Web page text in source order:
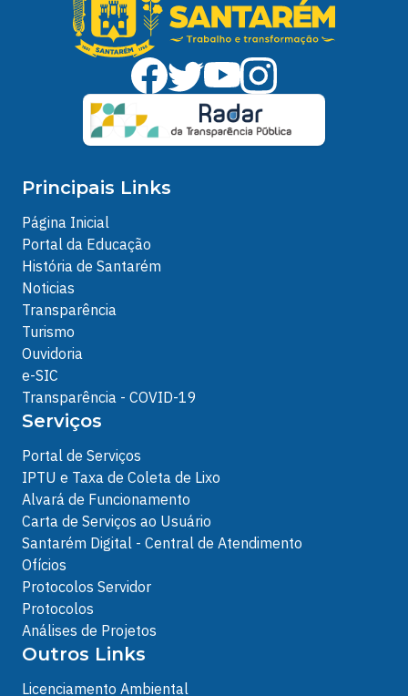
Principais Links
Página Inicial
Portal da Educação
História de Santarém
Noticias
Transparência
Turismo
Ouvidoria
e-SIC
Transparência - COVID-19
Serviços
Portal de Serviços
IPTU e Taxa de Coleta de Lixo
Alvará de Funcionamento
Carta de Serviços ao Usuário
Santarém Digital - Central de Atendimento
Ofícios
Protocolos Servidor
Protocolos
Análises de Projetos
Outros Links
Licenciamento Ambiental